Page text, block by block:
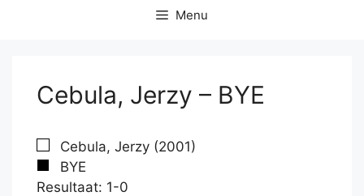
Menu
Cebula, Jerzy – BYE
Cebula, Jerzy (2001)
BYE
Resultaat: 1-0